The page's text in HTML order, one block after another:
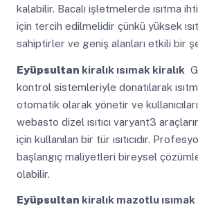
kalabilir. Bacalı işletmelerde ısıtma
için tercih edilmelidir çünkü yüksek
sahiptirler ve geniş alanları etkili bir
Eyüpsultan kiralık ısımak kiralık
kontrol sistemleriyle donatılarak
otomatik olarak yönetir ve
webasto dizel ısıtıcı varyant3
için kullanılan bir tür ısıtıcıdır.
başlangıç maliyetleri bireysel
olabilir.
Eyüpsultan kiralık mazotlu